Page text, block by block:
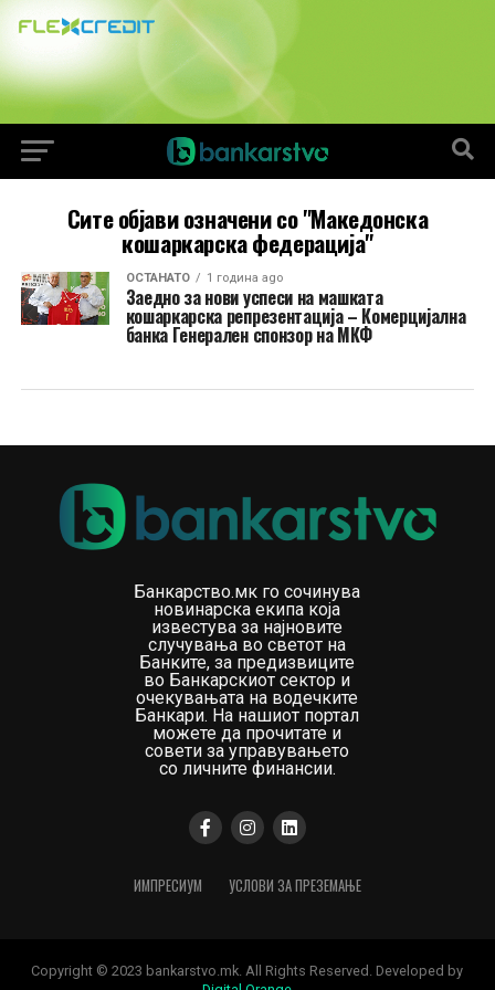
Сите објави означени со "Македонска
кошаркарска федерација"
ОСТАНАТО 1 година ago
Заедно за нови успеси на машката
кошаркарска репрезентација – Комерцијална
банка Генерален спонзор на МКФ
Банкарство.мк го сочинува
новинарска екипа која
известува за најновите
случувања во светот на
Банките, за предизвиците
во Банкарскиот сектор и
очекувањата на водечките
Банкари. На нашиот портал
можете да прочитате и
совети за управувањето
со личните финансии.
ИМПРЕСИУМ УСЛОВИ ЗА ПРЕЗЕМАЊЕ
Copyright © 2023 bankarstvo.mk. All Rights Reserved. Developed by